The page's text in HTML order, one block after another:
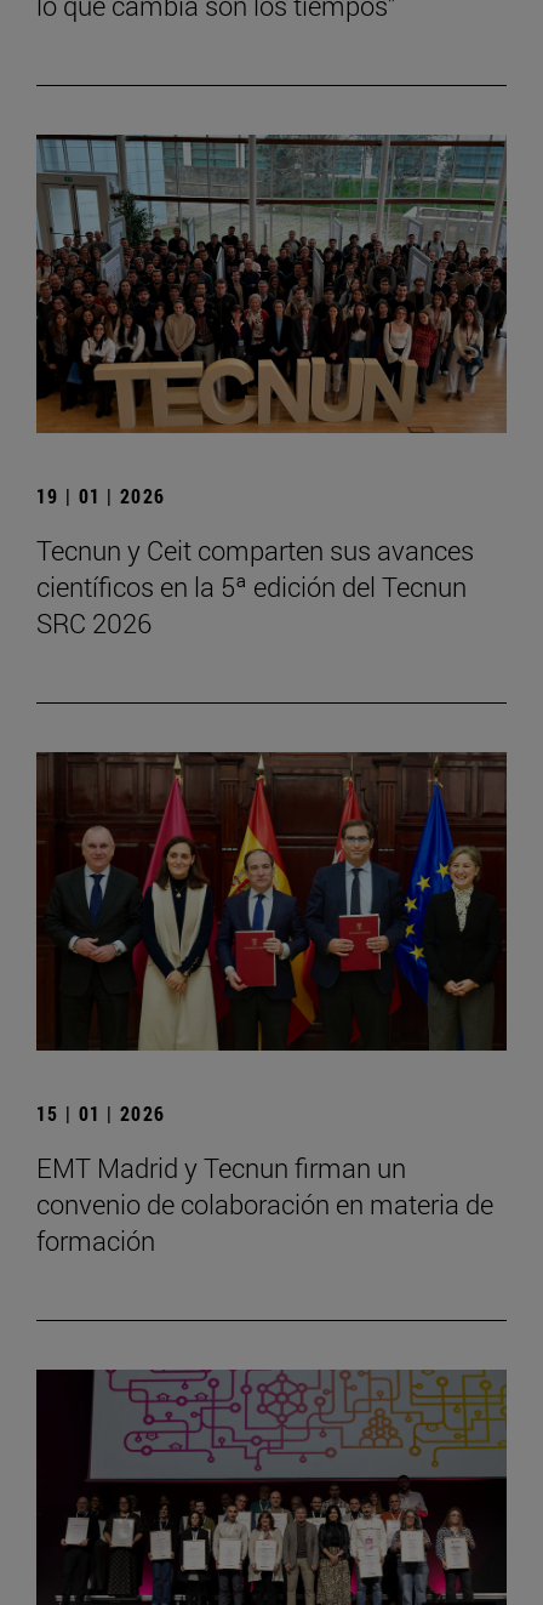
19 | 01 | 2026
Tecnun y Ceit comparten sus avances
científicos en la 5ª edición del Tecnun
SRC 2026
15 | 01 | 2026
EMT Madrid y Tecnun firman un
convenio de colaboración en materia de
formación